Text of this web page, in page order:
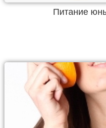
Питание